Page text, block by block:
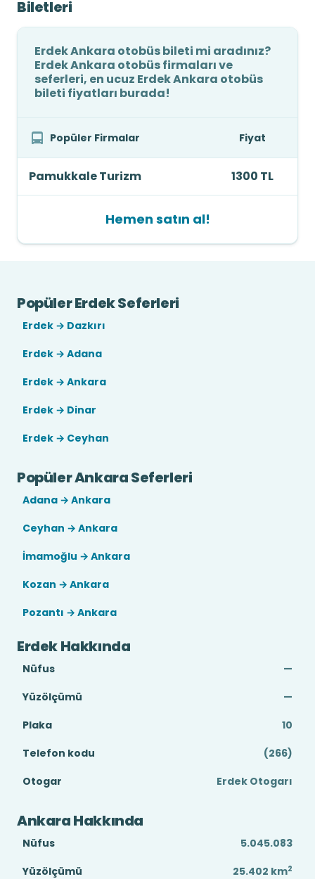
Biletleri
Erdek Ankara otobüs bileti mi aradınız?
Erdek Ankara otobüs firmaları ve
seferleri, en ucuz Erdek Ankara otobüs
bileti fiyatları burada!
Popüler Firmalar Fiyat
Pamukkale Turizm 1300 TL
Hemen satın al!
Popüler Erdek Seferleri
Erdek → Dazkırı
Erdek → Adana
Erdek → Ankara
Erdek → Dinar
Erdek → Ceyhan
Popüler Ankara Seferleri
Adana → Ankara
Ceyhan → Ankara
İmamoğlu → Ankara
Kozan → Ankara
Pozantı → Ankara
Erdek Hakkında
Nüfus
—
Yüzölçümü
—
Plaka
10
Telefon kodu
(266)
Otogar
Erdek Otogarı
Ankara Hakkında
Nüfus
5.045.083
Yüzölçümü
25.402 km2